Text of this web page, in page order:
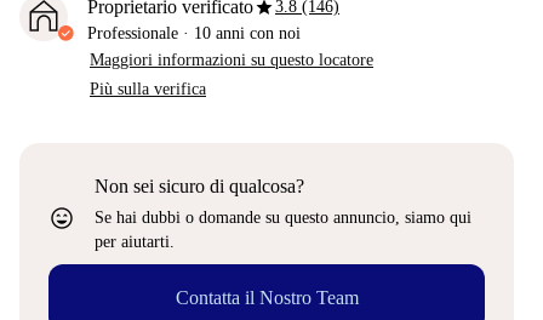
Proprietario verificatostar3.8 (146)
Professionale · 10 anni con noi
Maggiori informazioni su questo locatore
Più sulla verifica
sentiment_very_satisfied
Non sei sicuro di qualcosa?
Se hai dubbi o domande su questo annuncio, siamo qui
per aiutarti.
Contatta il Nostro Team